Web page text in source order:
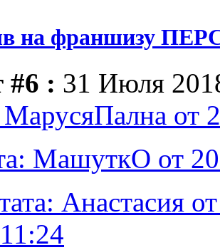
на франшизу
#6 : 31 Июля
МарусяПална от
МашуткО от
Анастасия